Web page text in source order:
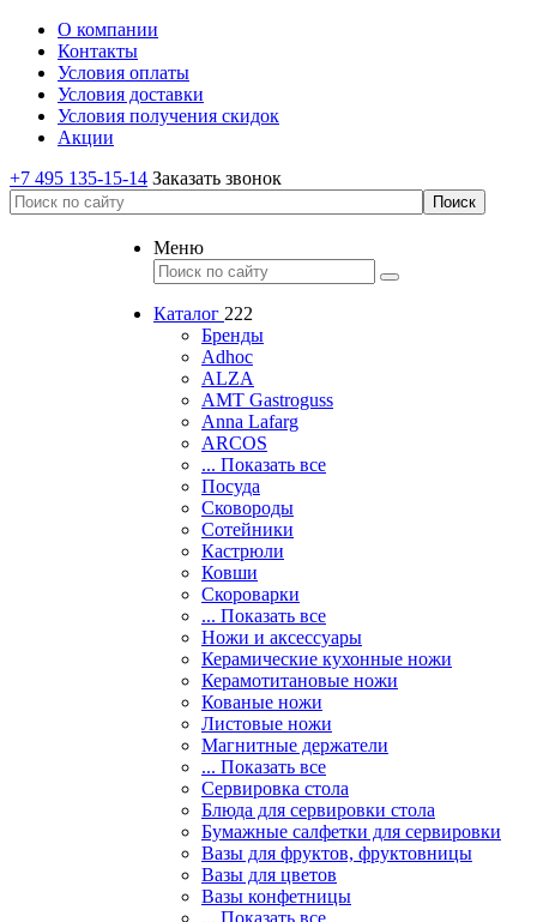
О компании
Контакты
Условия оплаты
Условия доставки
Условия получения скидок
Акции
+7 495 135-15-14 Заказать звонок
Меню
Каталог 222
Бренды
Adhoc
ALZA
AMT Gastroguss
Anna Lafarg
ARCOS
... Показать все
Посуда
Сковороды
Сотейники
Кастрюли
Ковши
Скороварки
... Показать все
Ножи и аксессуары
Керамические кухонные ножи
Керамотитановые ножи
Кованые ножи
Листовые ножи
Магнитные держатели
... Показать все
Сервировка стола
Блюда для сервировки стола
Бумажные салфетки для сервировки
Вазы для фруктов, фруктовницы
Вазы для цветов
Вазы конфетницы
... Показать все